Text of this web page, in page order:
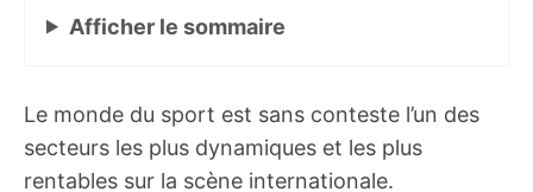
Afficher le sommaire
Le monde du sport est sans conteste l’un des
secteurs les plus dynamiques et les plus
rentables sur la scène internationale.